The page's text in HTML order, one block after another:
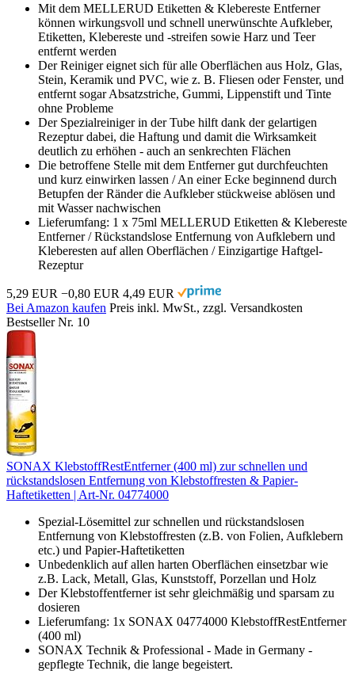
Mit dem MELLERUD Etiketten & Klebereste Entferner
können wirkungsvoll und schnell unerwünschte Aufkleber,
Etiketten, Klebereste und -streifen sowie Harz und Teer
entfernt werden
Der Reiniger eignet sich für alle Oberflächen aus Holz, Glas,
Stein, Keramik und PVC, wie z. B. Fliesen oder Fenster, und
entfernt sogar Absatzstriche, Gummi, Lippenstift und Tinte
ohne Probleme
Der Spezialreiniger in der Tube hilft dank der gelartigen
Rezeptur dabei, die Haftung und damit die Wirksamkeit
deutlich zu erhöhen - auch an senkrechten Flächen
Die betroffene Stelle mit dem Entferner gut durchfeuchten
und kurz einwirken lassen / An einer Ecke beginnend durch
Betupfen der Ränder die Aufkleber stückweise ablösen und
mit Wasser nachwischen
Lieferumfang: 1 x 75ml MELLERUD Etiketten & Klebereste
Entferner / Rückstandslose Entfernung von Aufklebern und
Kleberesten auf allen Oberflächen / Einzigartige Haftgel-
Rezeptur
5,29 EUR −0,80 EUR 4,49 EUR
Bei Amazon kaufen Preis inkl. MwSt., zzgl. Versandkosten
Bestseller Nr. 10
SONAX KlebstoffRestEntferner (400 ml) zur schnellen und
rückstandslosen Entfernung von Klebstoffresten & Papier-
Haftetiketten | Art-Nr. 04774000
Spezial-Lösemittel zur schnellen und rückstandslosen
Entfernung von Klebstoffresten (z.B. von Folien, Aufklebern
etc.) und Papier-Haftetiketten
Unbedenklich auf allen harten Oberflächen einsetzbar wie
z.B. Lack, Metall, Glas, Kunststoff, Porzellan und Holz
Der Klebstoffentferner ist sehr gleichmäßig und sparsam zu
dosieren
Lieferumfang: 1x SONAX 04774000 KlebstoffRestEntferner
(400 ml)
SONAX Technik & Professional - Made in Germany -
gepflegte Technik, die lange begeistert.